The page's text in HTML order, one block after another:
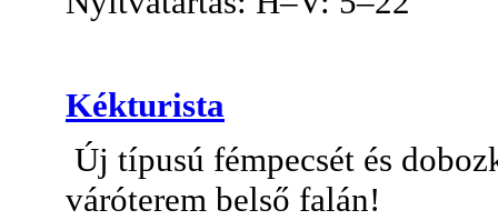
Kékturista
Új típusú fémpecsét és
váróterem belső falán!